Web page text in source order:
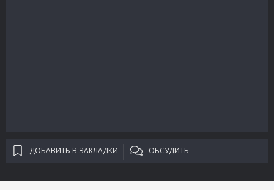
ДОБАВИТЬ В ЗАКЛАДКИ ОБСУДИТЬ